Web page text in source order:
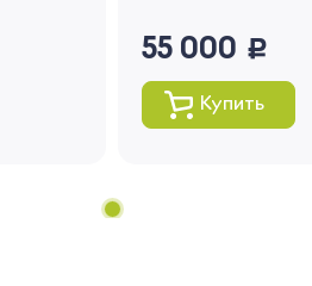
55 000 руб.
Купить